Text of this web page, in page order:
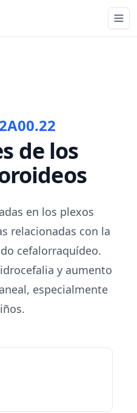
2A00.22
de los
en los plexos
relacionadas con la
cefalorraquídeo.
y aumento
especialmente